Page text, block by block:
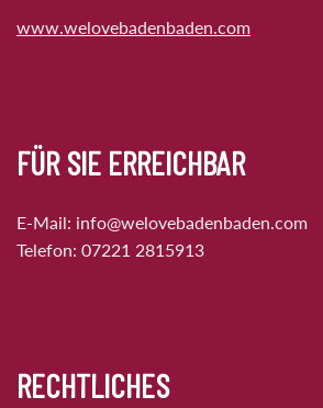
www.welovebadenbaden.com
FÜR SIE ERREICHBAR
E-Mail: info@welovebadenbaden.com
Telefon: 07221 2815913
RECHTLICHES